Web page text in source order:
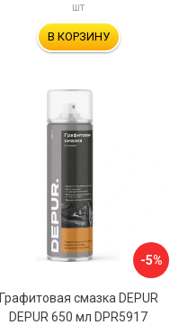
шт
В КОРЗИНУ
-5%
Графитовая смазка DEPUR
DEPUR 650 мл DPR5917